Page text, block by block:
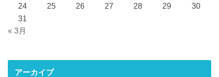
24
25 26 27 28 29
30
31
« 3月
アーカイブ